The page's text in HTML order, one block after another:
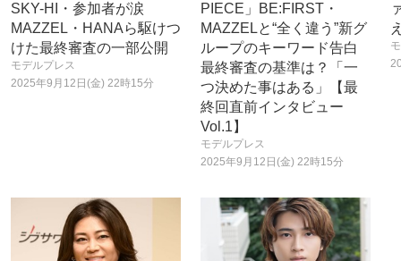
SKY-HI・参加者が涙
MAZZEL・HANAら駆けつ
けた最終審査の一部公開
モデルプレス
2025年9月12日(金) 22時15分
PIECE」BE:FIRST・
MAZZELと“全く違う”新グ
ループのキーワード告白
最終審査の基準は？「一
つ決めた事はある」【最
終回直前インタビュー
Vol.1】
モデルプレス
2025年9月12日(金) 22時15分